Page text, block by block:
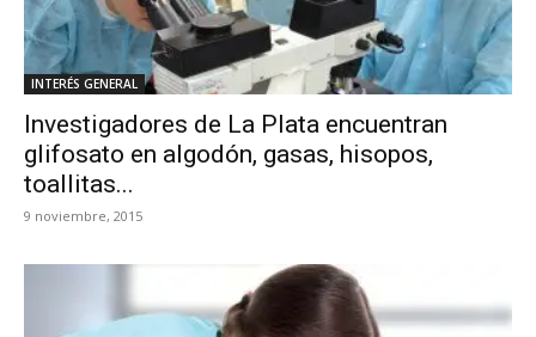
INTERÉS GENERAL
Investigadores de La Plata encuentran
glifosato en algodón, gasas, hisopos,
toallitas...
9 noviembre, 2015